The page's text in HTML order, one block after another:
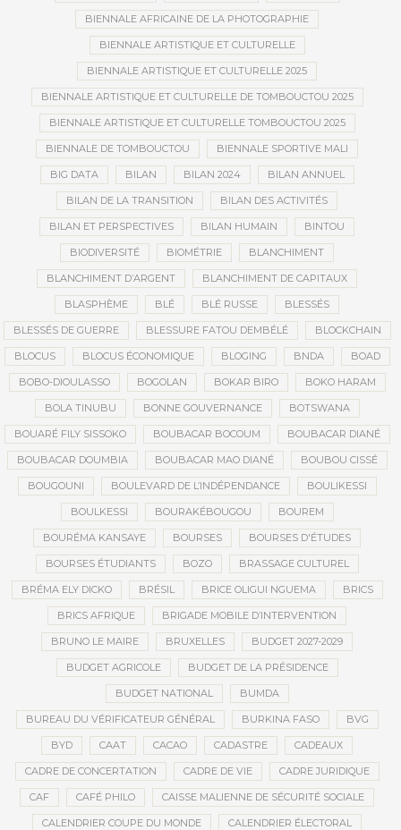
BIENNALE AFRICAINE DE LA PHOTOGRAPHIE
BIENNALE ARTISTIQUE ET CULTURELLE
BIENNALE ARTISTIQUE ET CULTURELLE 2025
BIENNALE ARTISTIQUE ET CULTURELLE DE TOMBOUCTOU 2025
BIENNALE ARTISTIQUE ET CULTURELLE TOMBOUCTOU 2025
BIENNALE DE TOMBOUCTOU BIENNALE SPORTIVE MALI
BIG DATA BILAN BILAN 2024 BILAN ANNUEL
BILAN DE LA TRANSITION BILAN DES ACTIVITÉS
BILAN ET PERSPECTIVES BILAN HUMAIN BINTOU
BIODIVERSITÉ BIOMÉTRIE BLANCHIMENT
BLANCHIMENT D’ARGENT BLANCHIMENT DE CAPITAUX
BLASPHÈME BLÉ BLÉ RUSSE BLESSÉS
BLESSÉS DE GUERRE BLESSURE FATOU DEMBÉLÉ BLOCKCHAIN
BLOCUS BLOCUS ÉCONOMIQUE BLOGING BNDA BOAD
BOBO-DIOULASSO BOGOLAN BOKAR BIRO BOKO HARAM
BOLA TINUBU BONNE GOUVERNANCE BOTSWANA
BOUARÉ FILY SISSOKO BOUBACAR BOCOUM BOUBACAR DIANÉ
BOUBACAR DOUMBIA BOUBACAR MAO DIANÉ BOUBOU CISSÉ
BOUGOUNI BOULEVARD DE L’INDÉPENDANCE BOULIKESSI
BOULKESSI BOURAKÉBOUGOU BOUREM
BOURÉMA KANSAYE BOURSES BOURSES D'ÉTUDES
BOURSES ÉTUDIANTS BOZO BRASSAGE CULTUREL
BRÉMA ELY DICKO BRÉSIL BRICE OLIGUI NGUEMA BRICS
BRICS AFRIQUE BRIGADE MOBILE D’INTERVENTION
BRUNO LE MAIRE BRUXELLES BUDGET 2027-2029
BUDGET AGRICOLE BUDGET DE LA PRÉSIDENCE
BUDGET NATIONAL BUMDA
BUREAU DU VÉRIFICATEUR GÉNÉRAL BURKINA FASO BVG
BYD CAAT CACAO CADASTRE CADEAUX
CADRE DE CONCERTATION CADRE DE VIE CADRE JURIDIQUE
CAF CAFÉ PHILO CAISSE MALIENNE DE SÉCURITÉ SOCIALE
CALENDRIER COUPE DU MONDE CALENDRIER ÉLECTORAL